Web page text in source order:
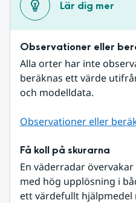
Lär dig mer
Observationer eller
Alla orter har inte
beräknas ett värde
och modelldata.
Observationer eller
Få koll på skurarna
En väderradar
med hög upplösning i
ett värdefullt hjälpmedel